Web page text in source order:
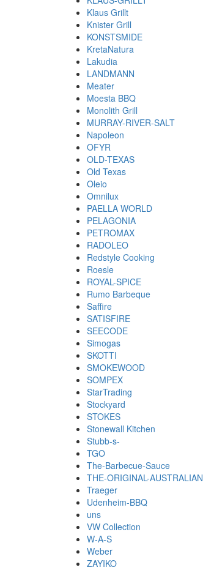
Klaus Grillt
Knister Grill
KONSTSMIDE
KretaNatura
Lakudia
LANDMANN
Meater
Moesta BBQ
Monolith Grill
MURRAY-RIVER-SALT
Napoleon
OFYR
OLD-TEXAS
Old Texas
Oleio
Omnilux
PAELLA WORLD
PELAGONIA
PETROMAX
RADOLEO
Redstyle Cooking
Roesle
ROYAL-SPICE
Rumo Barbeque
Saffire
SATISFIRE
SEECODE
Simogas
SKOTTI
SMOKEWOOD
SOMPEX
StarTrading
Stockyard
STOKES
Stonewall Kitchen
Stubb-s-
TGO
The-Barbecue-Sauce
THE-ORIGINAL-AUSTRALIAN
Traeger
Udenheim-BBQ
uns
VW Collection
W-A-S
Weber
ZAYIKO